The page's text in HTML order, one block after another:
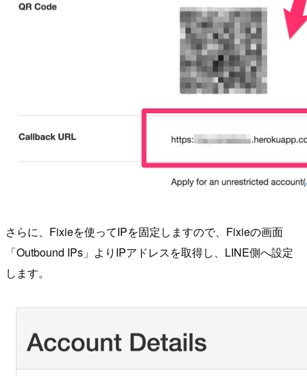
さらに、Fixieを使ってIPを固定しますので、Fixieの画面
「Outbound IPs」よりIPアドレスを取得し、LINE側へ設定
します。